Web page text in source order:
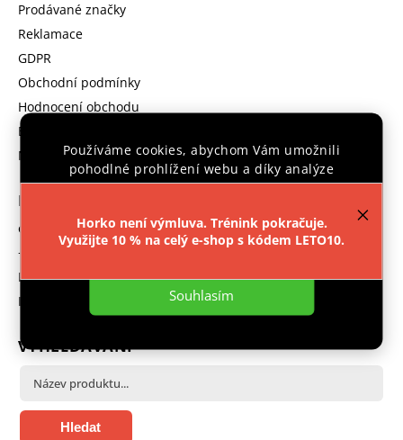
Používáme cookies, abychom Vám umožnili
pohodlné prohlížení webu a díky analýze
provozu webu neustále zlepšovali jeho funkce,
Nastavení
Souhlasím
Horko není výmluva. Trénink pokračuje.
Využijte 10 % na celý e-shop s kódem LETO10.
Prodávané značky
Reklamace
GDPR
Obchodní podmínky
Hodnocení obchodu
B2B program
Moje objednávka
KONTAKT
objednavka@ipponshop.cz
+ 420 603 543 377
Facebook
Instagram
VYHLEDÁVÁNÍ
Hledat